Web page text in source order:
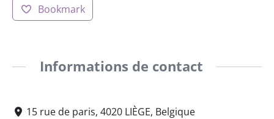
Bookmark
Informations de contact
15 rue de paris, 4020 LIÈGE, Belgique